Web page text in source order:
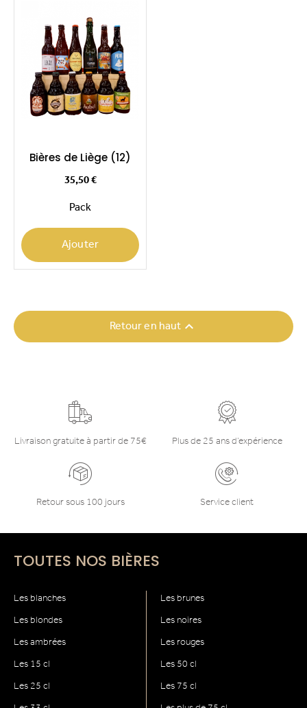
Bières de Liège (12)
35,50 €
Pack
Ajouter
Retour en haut 
Livraison gratuite à partir de 75€ Plus de 25 ans d’expérience
Retour sous 100 jours Service client
TOUTES NOS BIÈRES
Les blanches
Les blondes
Les ambrées
Les brunes
Les noires
Les rouges
Les 15 cl
Les 25 cl
Les 50 cl
Les 75 cl